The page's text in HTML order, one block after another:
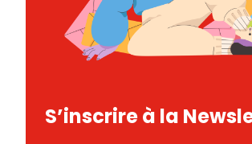
S’inscrire à la